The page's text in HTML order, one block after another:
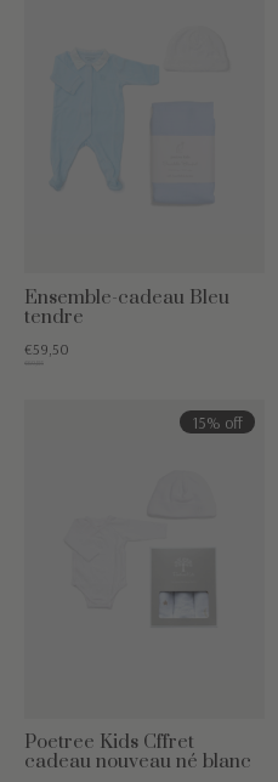
Ensemble-cadeau Bleu
tendre
€59,50
€69,85
15% off
Poetree Kids Cffret
cadeau nouveau né blanc